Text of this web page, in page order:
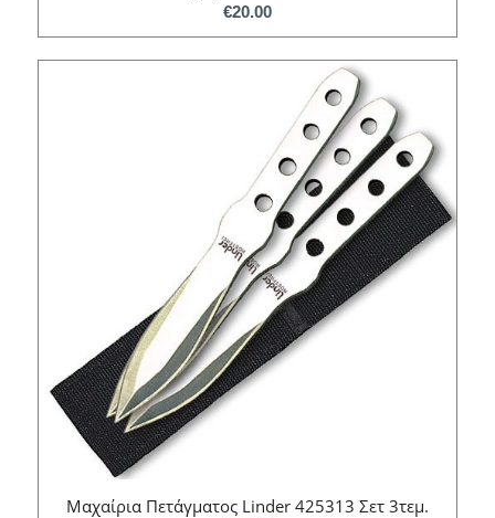
€20.00
Μαχαίρια Πετάγματος Linder 425313 Σετ 3τεμ.